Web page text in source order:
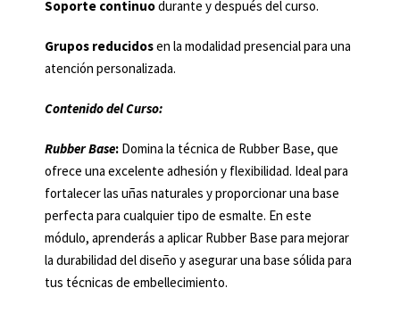
Soporte continuodurante y después del curso.
Grupos reducidosen la modalidad presencial para una
atención personalizada.
Contenido del Curso:
Rubber Base: Domina la técnica de Rubber Base, que
ofrece una excelente adhesión y flexibilidad. Ideal para
fortalecer las uñas naturales y proporcionar una base
perfecta para cualquier tipo de esmalte. En este
módulo, aprenderás a aplicar Rubber Base para mejorar
la durabilidad del diseño y asegurar una base sólida para
tus técnicas de embellecimiento.